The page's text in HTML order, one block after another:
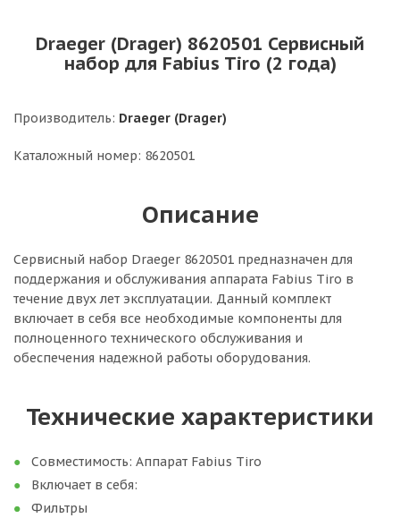
Draeger (Drager) 8620501 Сервисный
набор для Fabius Tiro (2 года)
Производитель: Draeger (Drager)
Каталожный номер: 8620501
Описание
Сервисный набор Draeger 8620501 предназначен для
поддержания и обслуживания аппарата Fabius Tiro в
течение двух лет эксплуатации. Данный комплект
включает в себя все необходимые компоненты для
полноценного технического обслуживания и
обеспечения надежной работы оборудования.
Технические характеристики
Совместимость: Аппарат Fabius Tiro
Включает в себя:
Фильтры